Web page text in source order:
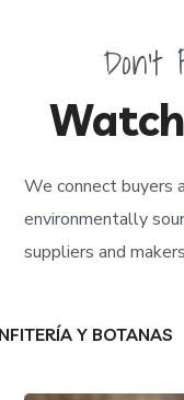
We connect buyers
environmentally
suppliers and
Y BOTANAS